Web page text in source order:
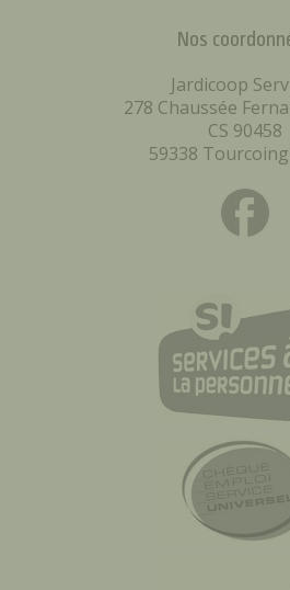
Nos
Jardicoop
278 Chaussée
CS 90458
59338